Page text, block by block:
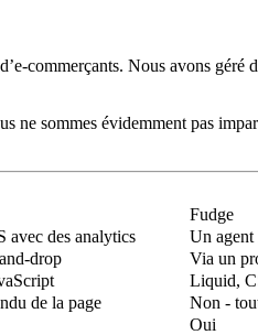
commerçants. Nous avons
ne sommes évidemment pas
Fudge
avec des analytics
Un agent
drop
Via un
Liquid,
de la page
Non -
Oui